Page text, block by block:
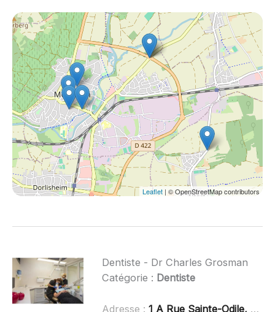
Leaflet | © OpenStreetMap contributors
Dentiste - Dr Charles Grosman
Catégorie : Dentiste
Adresse : 1 A Rue Sainte-Odile, 67120 Molsheim